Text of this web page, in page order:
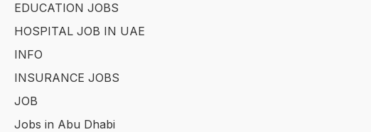
EDUCATION JOBS
HOSPITAL JOB IN UAE
INFO
INSURANCE JOBS
JOB
Jobs in Abu Dhabi